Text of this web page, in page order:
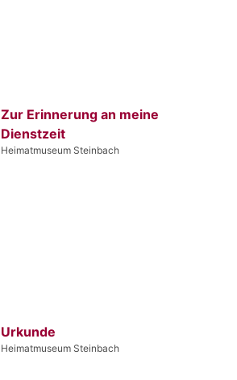
Zur Erinnerung an meine
Dienstzeit
Heimatmuseum Steinbach
Urkunde
Heimatmuseum Steinbach